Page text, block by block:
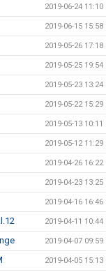
2019-06-24 11:10
2019-06-15 15:58
2019-05-26 17:18
2019-05-25 19:54
2019-05-23 13:24
2019-05-22 15:29
2019-05-13 10:11
2019-05-12 11:29
2019-04-26 16:22
2019-04-23 13:25
2019-04-16 16:46
2019-04-11 10:44
2019-04-07 09:59
2019-04-05 15:13